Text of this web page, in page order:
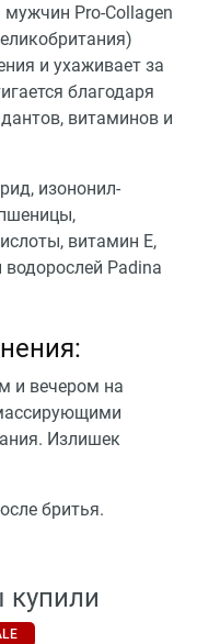
Pro-Collagen
и ухаживает за
благодаря
витаминов и
изононил-
витамин Е,
Padina
и вечером на
Излишек
бритья.
купили